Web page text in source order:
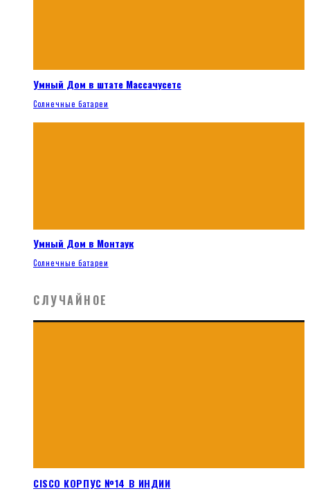
Умный Дом в штате Массачусетс
Солнечные батареи
Умный Дом в Монтаук
Солнечные батареи
СЛУЧАЙНОЕ
CISCO КОРПУС №14 В ИНДИИ